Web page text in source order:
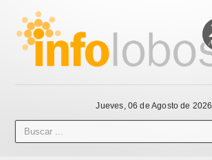
Jueves, 06 de Agosto de 2026